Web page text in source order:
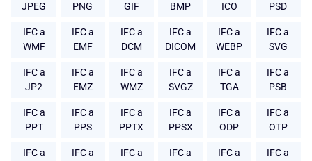
JPEG
PNG
GIF
BMP
ICO
PSD
IFC a
WMF
IFC a
EMF
IFC a
DCM
IFC a
DICOM
IFC a
WEBP
IFC a
SVG
IFC a
JP2
IFC a
EMZ
IFC a
WMZ
IFC a
SVGZ
IFC a
TGA
IFC a
PSB
IFC a
PPT
IFC a
PPS
IFC a
PPTX
IFC a
PPSX
IFC a
ODP
IFC a
OTP
IFC a
IFC a
IFC a
IFC a
IFC a
IFC a